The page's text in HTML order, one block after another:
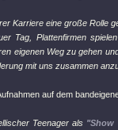
Karriere eine große Rolle
Tag, Plattenfirmen
eigenen Weg zu gehen
mit uns zusammen
auf dem
Teenager als "Show